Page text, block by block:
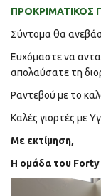
ΠΡΟΚΡΙΜΑΤΙΚΟΣ
Σύντομα θα
Ευχόμαστε να
απολαύσατε τη
Ραντεβού με το
Καλές γιορτές με
Με εκτίμηση,
Η ομάδα του